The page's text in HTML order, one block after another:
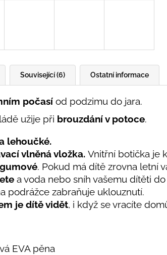
Související (6) Ostatní informace
počasí od podzimu do jara.
užije při brouzdání v potoce.
lehoučké.
vlněná vložka. Vnitřní botička je
. Pokud má dítě zrovna letní
a voda nebo sníh vašemu dítěti
podrážce zabraňuje uklouznutí.
je dítě vidět, i když se vracíte
EVA pěna